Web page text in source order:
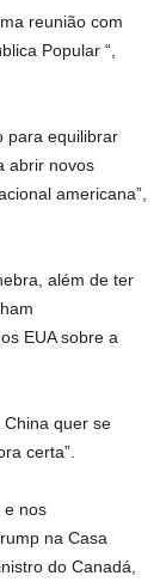
reunião com
Popular “,
para equilibrar
abrir novos
americana”,
além de ter
EUA sobre a
quer se
certa”.
e nos
na Casa
do Canadá,